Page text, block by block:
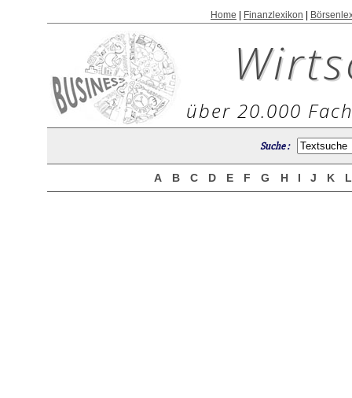
Home Finanzlexikon
über 20.000
Suche :
A B C D E F G H I J K